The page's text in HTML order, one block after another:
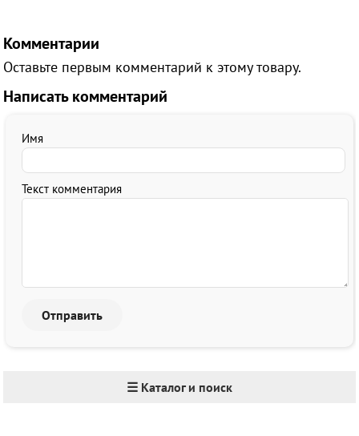
Комментарии
Оставьте первым комментарий к этому товару.
Написать комментарий
Имя
Текст комментария
☰ Каталог и поиск